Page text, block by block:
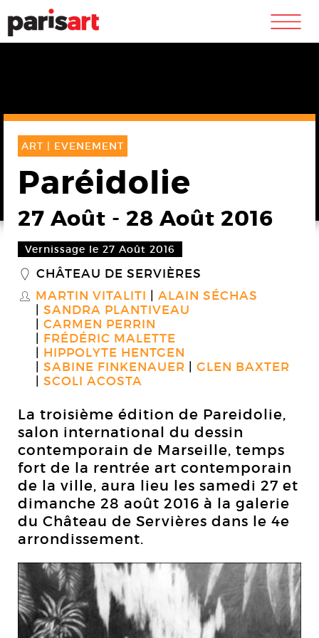
m
ART | EVENEMENT
Paréidolie
27 Août - 28 Août 2016
Vernissage le 27 Août 2016
_ CHÂTEAU DE SERVIÈRES
S MARTIN VITALITI
ALAIN SÉCHAS
SANDRA PLANTIVEAU
CARMEN PERRIN
FRÉDÉRIC MALETTE
HIPPOLYTE HENTGEN
SABINE FINKENAUER
GLEN BAXTER
SCOLI ACOSTA
La troisième édition de Pareidolie,
salon international du dessin
contemporain de Marseille, temps
fort de la rentrée art contemporain
de la ville, aura lieu les samedi 27 et
dimanche 28 août 2016 à la galerie
du Château de Servières dans le 4e
arrondissement.